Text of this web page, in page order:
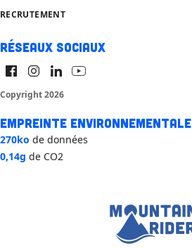
RECRUTEMENT
Réseaux sociaux
Copyright 2026
Empreinte environnementale
270ko de données
0,14g de CO2